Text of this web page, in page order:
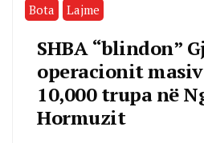
Bota Lajme
SHBA “blindon”
operacionit
10,000 trupa në
Hormuzit